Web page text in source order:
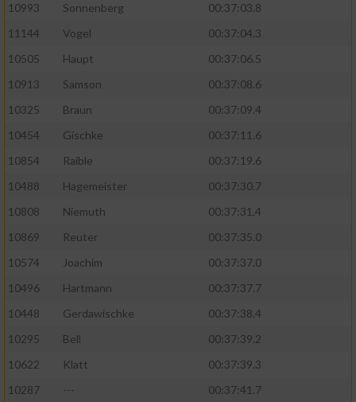
10993
Sonnenberg
00:37:03.8
11144
Vogel
00:37:04.3
10505
Haupt
00:37:06.5
10913
Samson
00:37:08.6
10325
Braun
00:37:09.4
10454
Gischke
00:37:11.6
10854
Raible
00:37:19.6
10488
Hagemeister
00:37:30.7
10808
Niemuth
00:37:31.4
10869
Reuter
00:37:35.0
10574
Joachim
00:37:37.0
10496
Hartmann
00:37:37.7
10448
Gerdawischke
00:37:38.4
10295
Bell
00:37:39.2
10622
Klatt
00:37:39.3
10287
---
00:37:41.7